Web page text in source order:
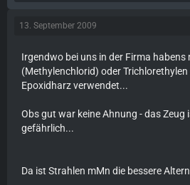
13. September 2009
Irgendwo bei uns in der Firma habens
(Methylenchlorid) oder
Epoxidharz verwendet...
Obs gut war keine Ahnung - das Zeug
gefährlich...
Da ist Strahlen mMn die bessere